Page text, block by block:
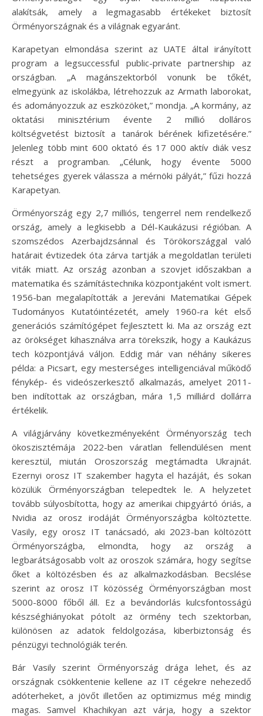
alakítsák, amely a legmagasabb értékeket biztosít
Örményországnak és a világnak egyaránt.
Karapetyan elmondása szerint az UATE által irányított
program a legsuccessful public-private partnership az
országban. „A magánszektorból vonunk be tőkét,
elmegyünk az iskolákba, létrehozzuk az Armath laborokat,
és adományozzuk az eszközöket,” mondja. „A kormány, az
oktatási minisztérium évente 2 millió dolláros
költségvetést biztosít a tanárok bérének kifizetésére.”
Jelenleg több mint 600 oktató és 17 000 aktív diák vesz
részt a programban. „Célunk, hogy évente 5000
tehetséges gyerek válassza a mérnöki pályát,” fűzi hozzá
Karapetyan.
Örményország egy 2,7 milliós, tengerrel nem rendelkező
ország, amely a legkisebb a Dél-Kaukázusi régióban. A
szomszédos Azerbajdzsánnal és Törökországgal való
határait évtizedek óta zárva tartják a megoldatlan területi
viták miatt. Az ország azonban a szovjet időszakban a
matematika és számítástechnika központjaként volt ismert.
1956-ban megalapították a Jereváni Matematikai Gépek
Tudományos Kutatóintézetét, amely 1960-ra két első
generációs számítógépet fejlesztett ki. Ma az ország ezt
az örökséget kihasználva arra törekszik, hogy a Kaukázus
tech központjává váljon. Eddig már van néhány sikeres
példa: a Picsart, egy mesterséges intelligenciával működő
fénykép- és videószerkesztő alkalmazás, amelyet 2011-
ben indítottak az országban, mára 1,5 milliárd dollárra
értékelik.
A világjárvány következményeként Örményország tech
ökoszisztémája 2022-ben váratlan fellendülésen ment
keresztül, miután Oroszország megtámadta Ukrajnát.
Ezernyi orosz IT szakember hagyta el hazáját, és sokan
közülük Örményországban telepedtek le. A helyzetet
tovább súlyosbította, hogy az amerikai chipgyártó óriás, a
Nvidia az orosz irodáját Örményországba költöztette.
Vasily, egy orosz IT tanácsadó, aki 2023-ban költözött
Örményországba, elmondta, hogy az ország a
legbarátságosabb volt az oroszok számára, hogy segítse
őket a költözésben és az alkalmazkodásban. Becslése
szerint az orosz IT közösség Örményországban most
5000-8000 főből áll. Ez a bevándorlás kulcsfontosságú
készséghiányokat pótolt az örmény tech szektorban,
különösen az adatok feldolgozása, kiberbiztonság és
pénzügyi technológiák terén.
Bár Vasily szerint Örményország drága lehet, és az
országnak csökkentenie kellene az IT cégekre nehezedő
adóterheket, a jövőt illetően az optimizmus még mindig
magas. Samvel Khachikyan azt várja, hogy a szektor